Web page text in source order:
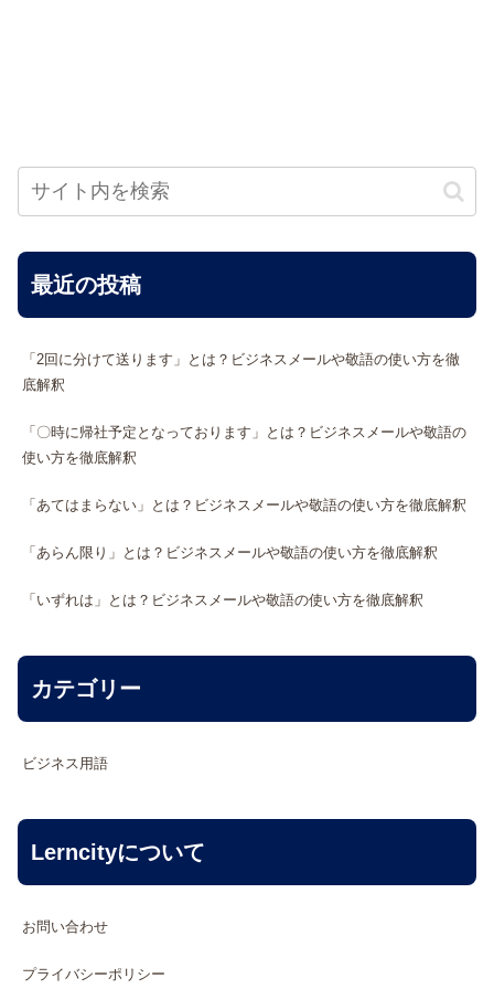
最近の投稿
「2回に分けて送ります」とは？ビジネスメールや敬語の使い方を徹
底解釈
「〇時に帰社予定となっております」とは？ビジネスメールや敬語の
使い方を徹底解釈
「あてはまらない」とは？ビジネスメールや敬語の使い方を徹底解釈
「あらん限り」とは？ビジネスメールや敬語の使い方を徹底解釈
「いずれは」とは？ビジネスメールや敬語の使い方を徹底解釈
カテゴリー
ビジネス用語
Lerncityについて
お問い合わせ
プライバシーポリシー